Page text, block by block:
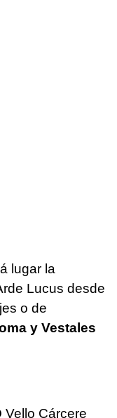
lugar la
Lucus desde
o de
y Vestales
Vello Cárcere